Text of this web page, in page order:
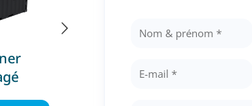
frigorifique